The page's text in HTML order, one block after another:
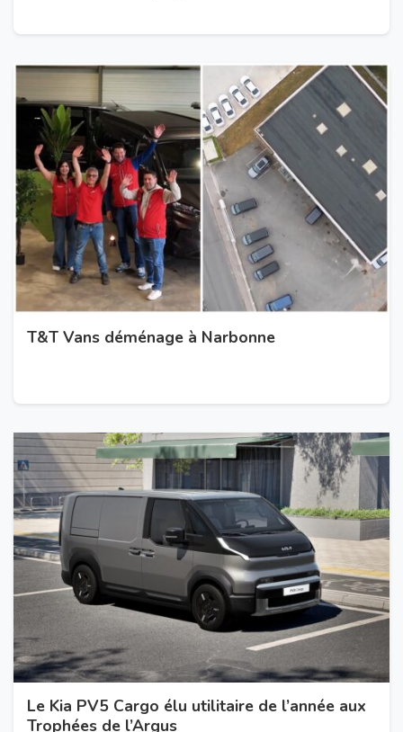
T&T Vans déménage à Narbonne
Le Kia PV5 Cargo élu utilitaire de l’année aux
Trophées de l’Argus